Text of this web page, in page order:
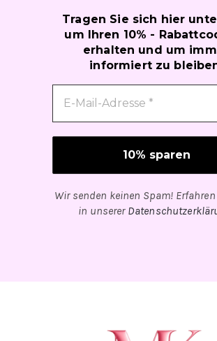
Tragen Sie sich hier
um Ihren 10% -
erhalten und um
informiert zu
Wir senden keinen Spam!
in unserer